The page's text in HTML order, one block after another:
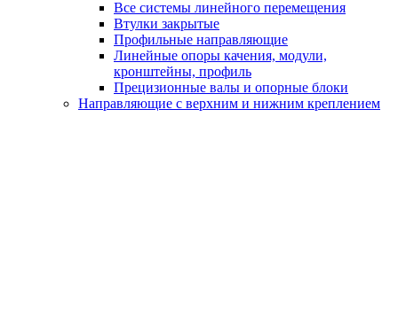
Все системы линейного перемещения
Втулки закрытые
Профильные направляющие
Линейные опоры качения, модули,
кронштейны, профиль
Прецизионные валы и опорные блоки
Направляющие с верхним и нижним креплением